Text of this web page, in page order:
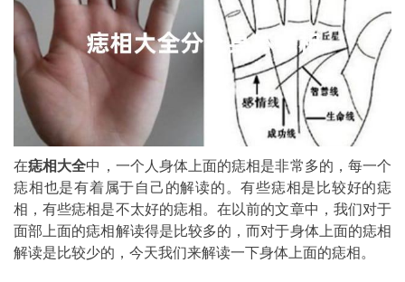
在痣相大全中，一个人身体上面的痣相是非常多的，每一个
痣相也是有着属于自己的解读的。有些痣相是比较好的痣
相，有些痣相是不太好的痣相。在以前的文章中，我们对于
面部上面的痣相解读得是比较多的，而对于身体上面的痣相
解读是比较少的，今天我们来解读一下身体上面的痣相。